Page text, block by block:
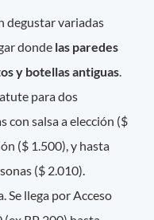
degustar variadas
donde las paredes
y botellas antiguas
para dos
con salsa a elección ($
($ 1.500), y hasta
($ 2.010).
Se llega por Acceso